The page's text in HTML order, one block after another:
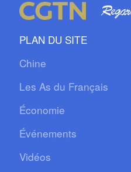
PLAN DU SITE
Chine
Les As du Français
Économie
Événements
Vidéos